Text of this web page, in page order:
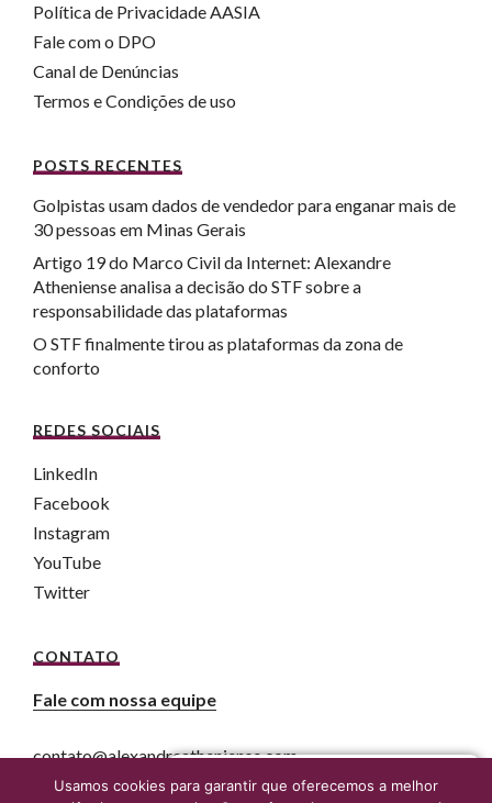
Política de Privacidade AASIA
Fale com o DPO
Canal de Denúncias
Termos e Condições de uso
POSTS RECENTES
Golpistas usam dados de vendedor para enganar mais de
30 pessoas em Minas Gerais
Artigo 19 do Marco Civil da Internet: Alexandre
Atheniense analisa a decisão do STF sobre a
responsabilidade das plataformas
O STF finalmente tirou as plataformas da zona de
conforto
REDES SOCIAIS
LinkedIn
Facebook
Instagram
YouTube
Twitter
CONTATO
Fale com nossa equipe
contato@alexandreatheniense.com
Usamos cookies para garantir que oferecemos a melhor
Fale agora com um advogado online